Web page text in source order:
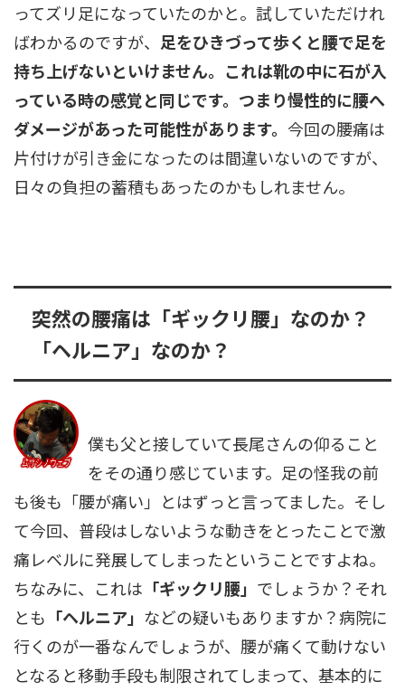
ってズリ足になっていたのかと。試していただけれ
ばわかるのですが、 足をひきづって歩くと腰で足を
持ち上げないといけません。これは靴の中に石が入
っている時の感覚と同じです。つまり慢性的に腰へ
ダメージがあった可能性があります。 今回の腰痛は
片付けが引き金になったのは間違いないのですが、
日々の負担の蓄積もあったのかもしれません。
突然の腰痛は「ギックリ腰」なのか？
「ヘルニア」なのか？
僕も父と接していて長尾さんの仰ること
をその通り感じています。足の怪我の前
も後も「腰が痛い」とはずっと言ってました。そし
て今回、普段はしないような動きをとったことで激
痛レベルに発展してしまったということですよね。
ちなみに、これは 「ギックリ腰」 でしょうか？それ
とも 「ヘルニア」 などの疑いもありますか？病院に
行くのが一番なんでしょうが、腰が痛くて動けない
となると移動手段も制限されてしまって、基本的に